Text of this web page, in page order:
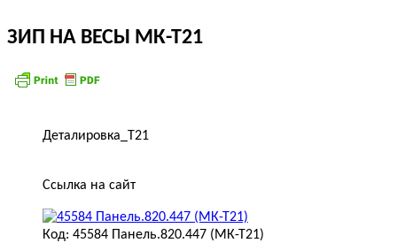
ЗИП НА ВЕСЫ МК-Т21
Деталировка_Т21
Ссылка на сайт
Код: 45584 Панель.820.447 (МК-Т21)